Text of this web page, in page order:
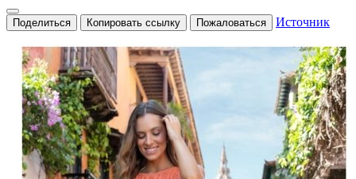
Поделиться Копировать ссылку Пожаловаться Источник